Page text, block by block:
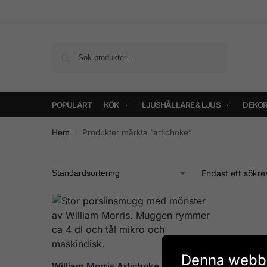
POPULÄRT KÖK LJUSHÅLLARE & LJUS
Hem Produkter märkta ”artichoke”
Endast ett
Denna